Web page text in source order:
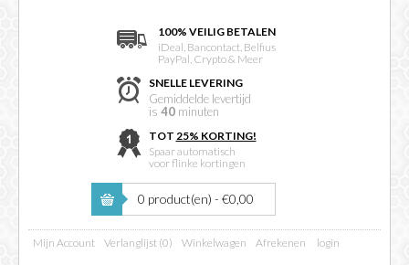
100% VEILIG BETALEN
iDeal, Bancontact, Belfius
PayPal, Crypto & Meer
SNELLE LEVERING
Gemiddelde levertijd
is 40minuten
TOT 25% KORTING!
Spaar automatisch
voor flinke kortingen
0 product(en) - €0,00
Mijn Account Verlanglijst (0) Winkelwagen Afrekenen login